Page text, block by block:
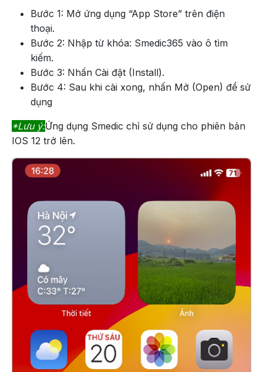
Bước 1: Mở ứng dụng “App Store” trên điện
thoại.
Bước 2: Nhập từ khóa: Smedic365 vào ô tìm
kiếm.
Bước 3: Nhấn Cài đặt (Install).
Bước 4: Sau khi cài xong, nhấn Mở (Open) để sử
dụng
*Lưu ý:Ứng dụng Smedic chỉ sử dụng cho phiên bản
IOS 12 trở lên.